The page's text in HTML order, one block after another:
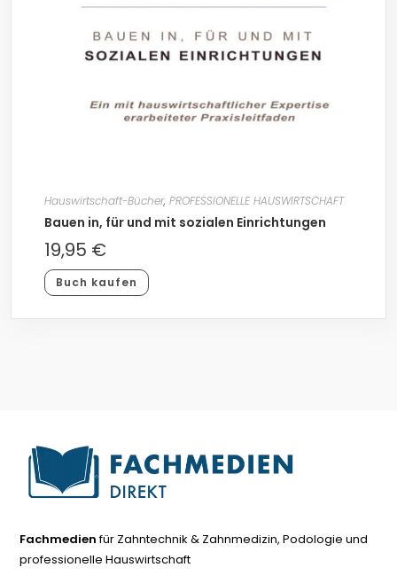
Hauswirtschaft-Bücher, PROFESSIONELLE HAUSWIRTSCHAFT
Bauen in, für und mit sozialen Einrichtungen
19,95 €
Buch kaufen
Fachmedienfür Zahntechnik & Zahnmedizin, Podologie und
professionelle Hauswirtschaft